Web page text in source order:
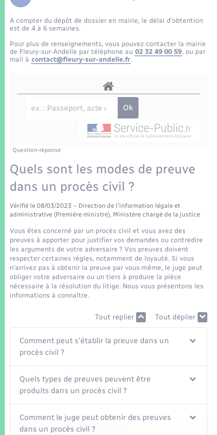
Etat-civil - Papiers - Citoyenneté
Mariage – PACS
Parrainage civil
Logement - Urbanisme
Nouvel habitant
Organisation d’événement
Sécurité - Prévention
Transports
Transports scolaires
Voirie et espace public
Travaux - Autorisation d’occupation de l’espace
public
Compétences
Plan interactif
La Communauté de communes
A compter du dépôt de dossier en mairie, le délai d’obtention
est de 4 à 6 semaines.
Pour plus de renseignements, vous pouvez contacter la mairie
de Fleury-sur-Andelle par téléphone au 02 32 49 00 59, ou par
mail à contact@fleury-sur-andelle.fr.
Question-réponse
Quels sont les modes de preuve
dans un procès civil ?
Vérifié le 08/03/2023 – Direction de l'information légale et
administrative (Première ministre), Ministère chargé de la justice
Vous êtes concerné par un procès civil et vous avez des
preuves à apporter pour justifier vos demandes ou contredire
les arguments de votre adversaire ? Vos preuves doivent
respecter certaines règles, notamment de loyauté. Si vous
n'arrivez pas à obtenir la preuve par vous-même, le juge peut
obliger votre adversaire ou un tiers à produire la pièce
nécessaire à la résolution du litige. Nous vous présentons les
informations à connaître.
Tout replier Tout déplier
Comment peut s'établir la preuve dans un
procès civil ?
Quels types de preuves peuvent être
produits dans un procès civil ?
Comment le juge peut obtenir des preuves
dans un procès civil ?